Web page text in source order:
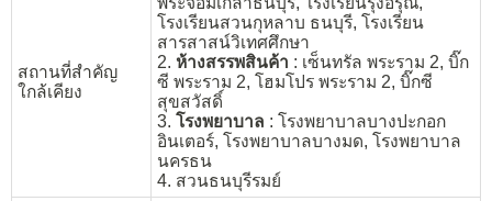
สถานที่สำคัญ
ใกล้เคียง
โรงเรียนสวนกุหลาบ ธนบุรี, โรงเรียน
สารสาสน์วิเทศศึกษา
2. ห้างสรรพสินค้า : เซ็นทรัล พระราม 2, บิ๊ก
ซี พระราม 2, โฮมโปร พระราม 2, บิ๊กซี
สุขสวัสดิ์
3. โรงพยาบาล : โรงพยาบาลบางปะกอก
อินเตอร์, โรงพยาบาลบางมด, โรงพยาบาล
นครธน
4. สวนธนบุรีรมย์